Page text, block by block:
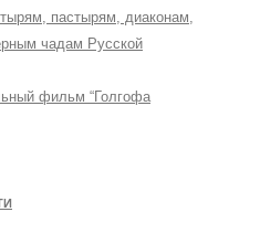
пастырям, диаконам,
чадам Русской
фильм “Голгофа